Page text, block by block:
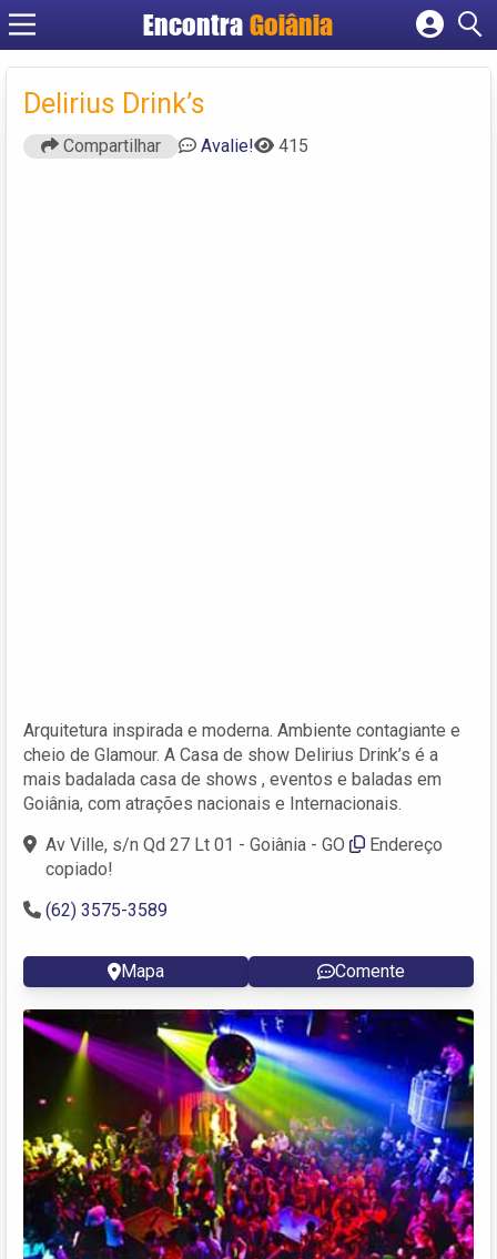
Encontra Goiânia
Cadastrar empresa
Delirius Drink’s
Compartilhar Avalie! 415
Arquitetura inspirada e moderna. Ambiente contagiante e
cheio de Glamour. A Casa de show Delirius Drink’s é a
mais badalada casa de shows , eventos e baladas em
Goiânia, com atrações nacionais e Internacionais.
Av Ville, s/n Qd 27 Lt 01 - Goiânia - GO
Endereço
copiado!
(62) 3575-3589
Mapa Comente